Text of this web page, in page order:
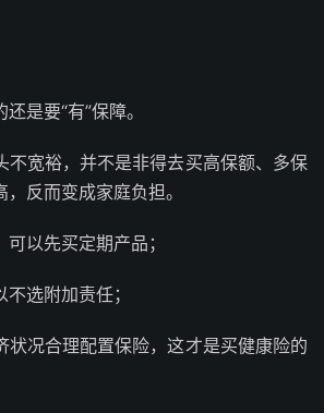
是要“有”保障。
不宽裕，并不是非得去买高保额、多保
反而变成家庭负担。
以先买定期产品；
选附加责任；
状况合理配置保险，这才是买健康险的